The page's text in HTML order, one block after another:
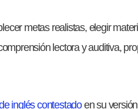
metas realistas, elegir
lectora y auditiva,
inglés contestadoen su